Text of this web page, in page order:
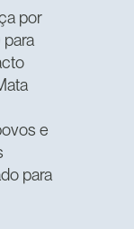
por
e
para